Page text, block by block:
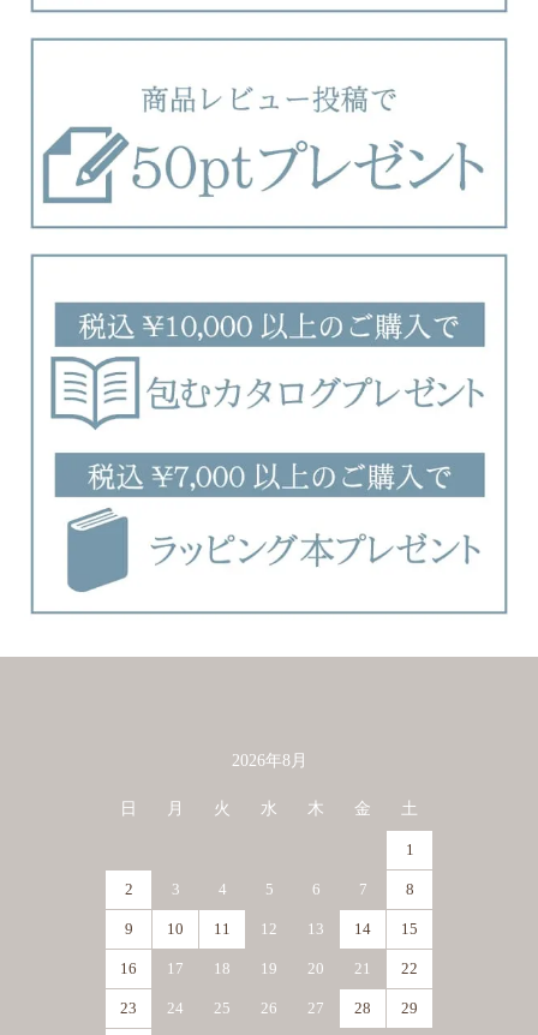
2026年8月
日 月 火 水 木 金 土
1
2 3 4 5 6 7 8
9 10 11 12 13 14 15
16 17 18 19 20 21 22
23 24 25 26 27 28 29